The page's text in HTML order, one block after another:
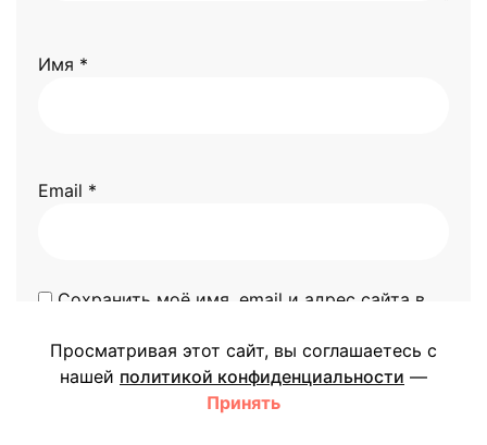
Имя *
Email *
Сохранить моё имя, email и адрес сайта в
комментариев.
Просматривая этот сайт, вы соглашаетесь с
нашей политикой конфиденциальности —
Принять